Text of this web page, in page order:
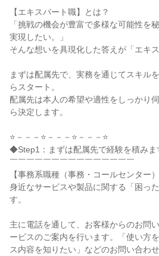
【エキスパート職】とは？
「挑戦の機会が豊富で多様な可能性を
実現したい。」
そんな想いを具現化した答えが「エキ
まずは配属先で、実務を通じてスキル
らスタート。
配属先は本人の希望や適性をしっかり
ら決定します。
⭐－－－⭐－－－⭐－－－⭐
◆Step1：まずは配属先で経験を積みま
￣￣￣￣￣￣￣￣￣￣￣￣￣￣￣
【事務系職種（事務・コールセンター）
身近なサービスや製品に関する「困っ
す。
主に電話を通して、お客様からのお問
ービスのご案内を行います。「使い方
ス内容を知りたい」などのお問い合わせ